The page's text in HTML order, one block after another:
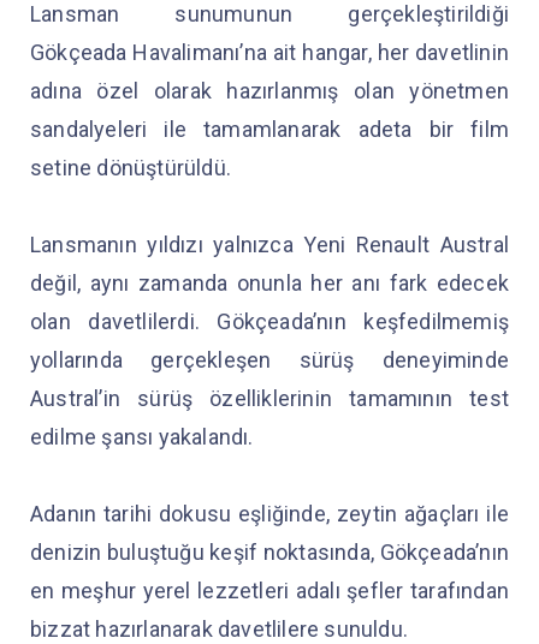
Lansman sunumunun gerçekleştirildiği
Gökçeada Havalimanı’na ait hangar, her davetlinin
adına özel olarak hazırlanmış olan yönetmen
sandalyeleri ile tamamlanarak adeta bir film
setine dönüştürüldü.
Lansmanın yıldızı yalnızca Yeni Renault Austral
değil, aynı zamanda onunla her anı fark edecek
olan davetlilerdi. Gökçeada’nın keşfedilmemiş
yollarında gerçekleşen sürüş deneyiminde
Austral’in sürüş özelliklerinin tamamının test
edilme şansı yakalandı.
Adanın tarihi dokusu eşliğinde, zeytin ağaçları ile
denizin buluştuğu keşif noktasında, Gökçeada’nın
en meşhur yerel lezzetleri adalı şefler tarafından
bizzat hazırlanarak davetlilere sunuldu.